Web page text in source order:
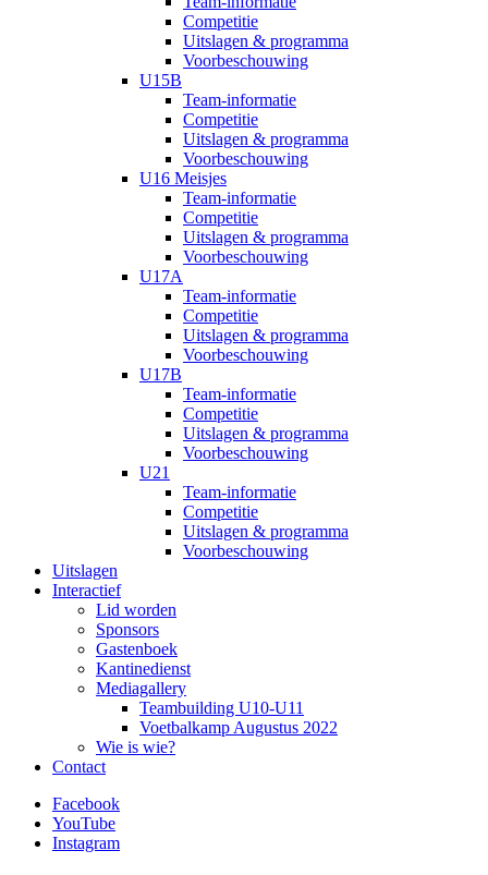
Competitie
Uitslagen & programma
Voorbeschouwing
U15B
Team-informatie
Competitie
Uitslagen & programma
Voorbeschouwing
U16 Meisjes
Team-informatie
Competitie
Uitslagen & programma
Voorbeschouwing
U17A
Team-informatie
Competitie
Uitslagen & programma
Voorbeschouwing
U17B
Team-informatie
Competitie
Uitslagen & programma
Voorbeschouwing
U21
Team-informatie
Competitie
Uitslagen & programma
Voorbeschouwing
Uitslagen
Interactief
Lid worden
Sponsors
Gastenboek
Kantinedienst
Mediagallery
Teambuilding U10-U11
Voetbalkamp Augustus 2022
Wie is wie?
Contact
Facebook
YouTube
Instagram